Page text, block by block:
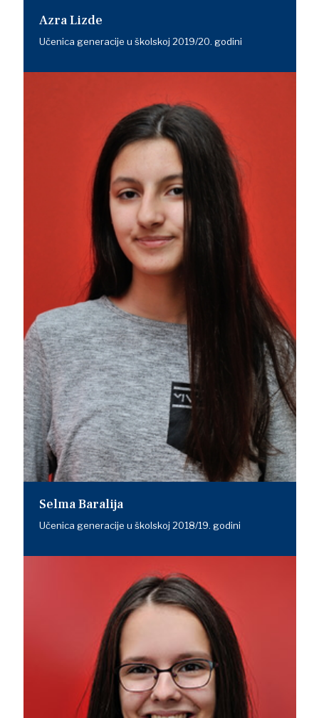
Azra Lizde
Učenica generacije u školskoj 2019/20. godini
Selma Baralija
Učenica generacije u školskoj 2018/19. godini